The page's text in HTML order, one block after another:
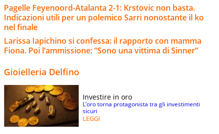
Pagelle Feyenoord-Atalanta 2-1: Krstovic non basta.
Indicazioni utili per un polemico Sarri nonostante il ko
nel finale
Larissa Iapichino si confessa: il rapporto con mamma
Fiona. Poi l’ammissione: “Sono una vittima di Sinner”
Gioielleria Delfino
Investire in oro
L’oro torna protagonista tra gli investimenti
sicuri
LEGGI